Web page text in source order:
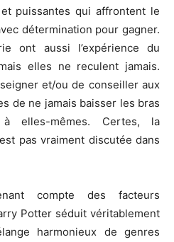
puissantes qui affrontent le
détermination pour gagner.
ont aussi l’expérience du
elles ne reculent jamais.
et/ou de conseiller aux
de ne jamais baisser les bras
elles-mêmes. Certes, la
pas vraiment discutée dans
compte des facteurs
Potter séduit véritablement
harmonieux de genres